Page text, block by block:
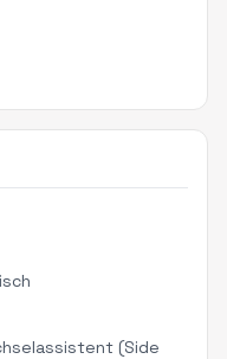
(Side